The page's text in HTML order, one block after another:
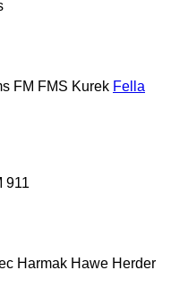
FM FMS Kurek Fella
911
Harmak Hawe Herder